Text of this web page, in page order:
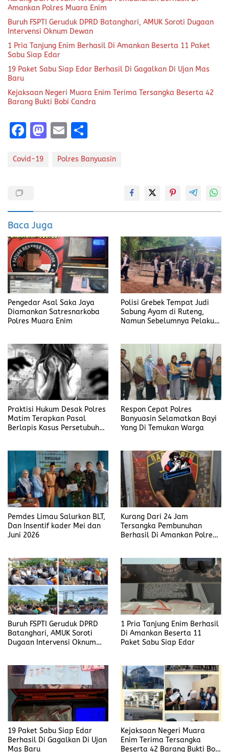
Amankan Polres Muara Enim
Buruh FSPTI Geruduk DPRD Batanghari, AMUK Soroti Dugaan
Intervensi Oknum Dewan
1 Pria Tanjung Enim Berhasil Di Amankan Beserta 11 Paket
Sabu Siap Edar
19 Paket Sabu Siap Edar Berhasil Di Gagalkan Di Ujan Mas
Baru
Kejaksaan Negeri Muara Enim Terima Tersangka Beserta 42
Barang Bukti Bobi Candra
F
ce
o
k
M
st
o
n
E
ai a
Covid-19 Polres Banyuasin
Baca Juga
Pengedar Asal Saka Jaya
Diamankan Satresnarkoba
Polres Muara Enim
Polisi Grebek Tempat Judi
Sabung Ayam di Ruteng,
Namun Sebelumnya Pelaku
Praktisi Hukum Desak Polres
Matim Terapkan Pasal
Berlapis Kasus Persetubuhan
Respon Cepat Polres
Banyuasin Selamatkan Bayi
Yang Di Temukan Warga
Pemdes Limau Salurkan BLT,
Dan Insentif kader Mei dan
Juni 2026
Kurang Dari 24 Jam
Tersangka Pembunuhan
Berhasil Di Amankan Polres
Buruh FSPTI Geruduk DPRD
Batanghari, AMUK Soroti
Dugaan Intervensi Oknum
1 Pria Tanjung Enim Berhasil
Di Amankan Beserta 11
Paket Sabu Siap Edar
19 Paket Sabu Siap Edar
Berhasil Di Gagalkan Di Ujan
Mas Baru
Kejaksaan Negeri Muara
Enim Terima Tersangka
Beserta 42 Barang Bukti Bobi